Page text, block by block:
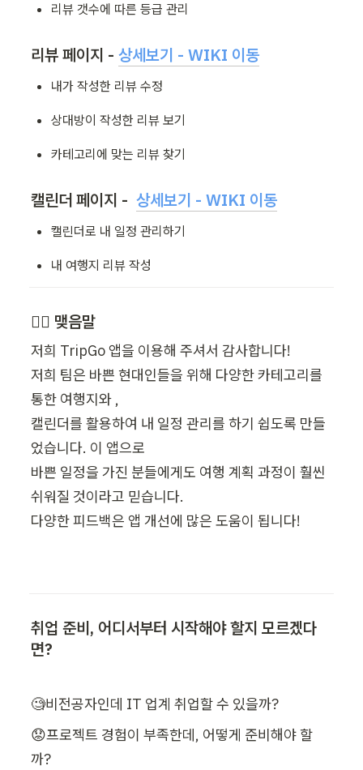
리뷰 갯수에 따른 등급 관리
리뷰 페이지 - 상세보기 - WIKI 이동
내가 작성한 리뷰 수정
상대방이 작성한 리뷰 보기
카테고리에 맞는 리뷰 찾기
캘린더 페이지 - 상세보기 - WIKI 이동
캘린더로 내 일정 관리하기
내 여행지 리뷰 작성
🙆‍♀️ 맺음말
저희 TripGo 앱을 이용해 주셔서 감사합니다!
저희 팀은 바쁜 현대인들을 위해 다양한 카테고리를
통한 여행지와 ,
캘린더를 활용하여 내 일정 관리를 하기 쉽도록 만들
었습니다. 이 앱으로
바쁜 일정을 가진 분들에게도 여행 계획 과정이 훨씬
쉬워질 것이라고 믿습니다.
다양한 피드백은 앱 개선에 많은 도움이 됩니다!
취업 준비, 어디서부터 시작해야 할지 모르겠다
면?
🧐비전공자인데 IT 업계 취업할 수 있을까?
😟프로젝트 경험이 부족한데, 어떻게 준비해야 할
까?